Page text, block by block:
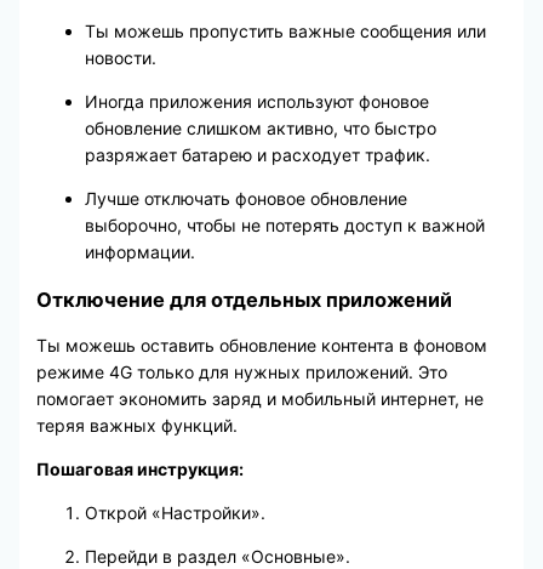
Ты можешь пропустить важные сообщения или
новости.
Иногда приложения используют фоновое
обновление слишком активно, что быстро
разряжает батарею и расходует трафик.
Лучше отключать фоновое обновление
выборочно, чтобы не потерять доступ к важной
информации.
Отключение для отдельных приложений
Ты можешь оставить обновление контента в фоновом
режиме 4G только для нужных приложений. Это
помогает экономить заряд и мобильный интернет, не
теряя важных функций.
Пошаговая инструкция:
Открой «Настройки».
Перейди в раздел «Основные».